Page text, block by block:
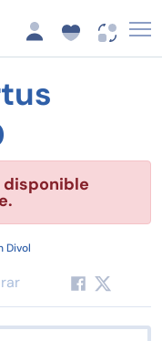
disponible
Divol